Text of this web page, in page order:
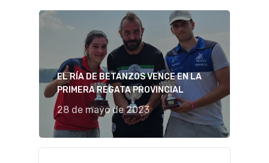
EL RÍA DE BETANZOS VENCE EN LA
PRIMERA REGATA PROVINCIAL
28 de mayo de 2023